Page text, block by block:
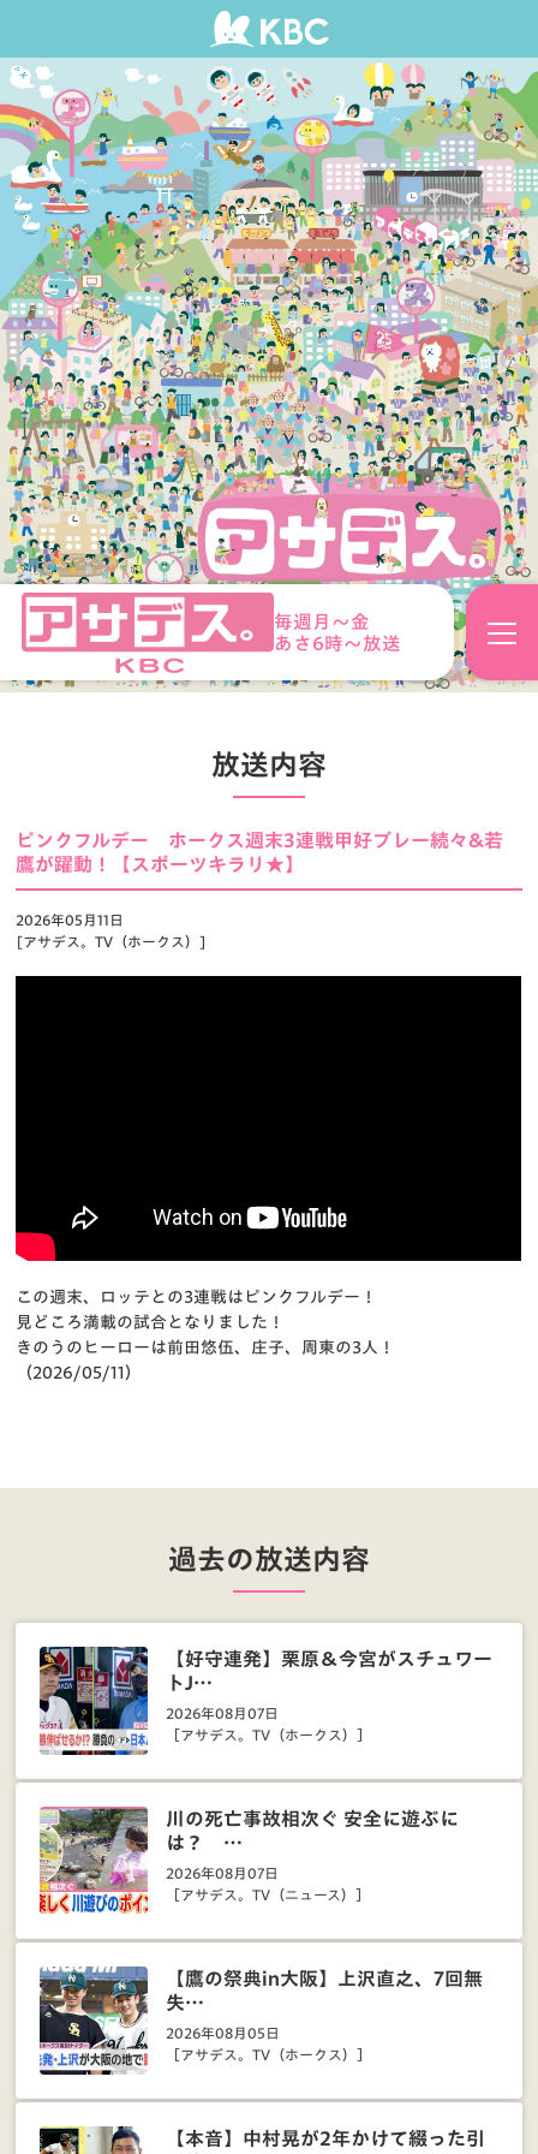
毎週月～金
あさ6時～放送
放送内容
ピンクフルデー ホークス週末3連戦甲好プレー続々&若
鷹が躍動！【スポーツキラリ★】
2026年05月11日
[アサデス。TV（ホークス）]
この週末、ロッテとの3連戦はピンクフルデー！
見どころ満載の試合となりました！
きのうのヒーローは前田悠伍、庄子、周東の3人！
（2026/05/11）
過去の放送内容
【好守連発】栗原＆今宮がスチュワー
トJ…
2026年08月07日
［アサデス。TV（ホークス）］
川の死亡事故相次ぐ 安全に遊ぶに
は？ …
2026年08月07日
［アサデス。TV（ニュース）］
【鷹の祭典in大阪】上沢直之、7回無
失…
2026年08月05日
［アサデス。TV（ホークス）］
【本音】中村晃が2年かけて綴った引